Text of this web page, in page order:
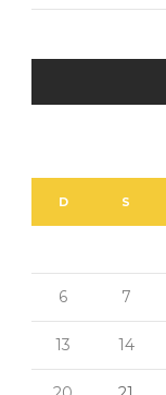
D S
6 7
13 14